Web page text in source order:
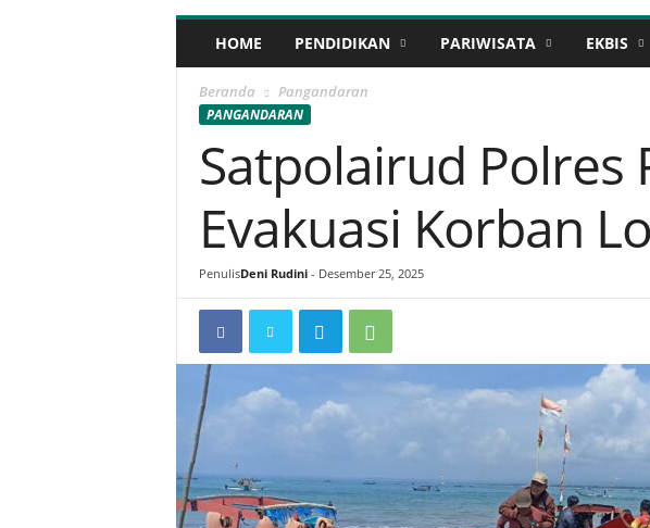
HOME PENDIDIKAN PARIWISATA EKBIS
Beranda Pangandaran
PANGANDARAN
Satpolairud Polres
Evakuasi Korban
PenulisDeni Rudini- Desember 25, 2025